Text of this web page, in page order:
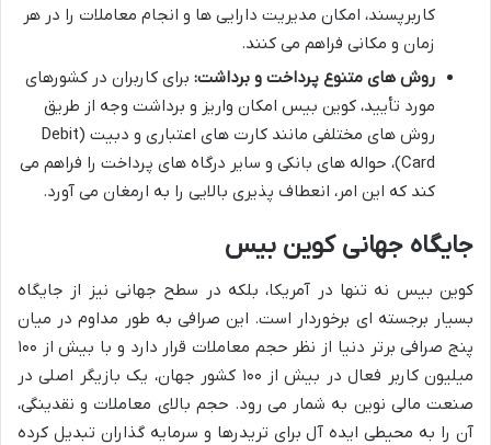
کاربرپسند، امکان مدیریت دارایی ها و انجام معاملات را در هر
زمان و مکانی فراهم می کنند.
روش های متنوع پرداخت و برداشت: برای کاربران در کشورهای
مورد تأیید، کوین بیس امکان واریز و برداشت وجه از طریق
روش های مختلفی مانند کارت های اعتباری و دبیت (Debit
Card)، حواله های بانکی و سایر درگاه های پرداخت را فراهم می
کند که این امر، انعطاف پذیری بالایی را به ارمغان می آورد.
جایگاه جهانی کوین بیس
کوین بیس نه تنها در آمریکا، بلکه در سطح جهانی نیز از جایگاه
بسیار برجسته ای برخوردار است. این صرافی به طور مداوم در میان
پنج صرافی برتر دنیا از نظر حجم معاملات قرار دارد و با بیش از ۱۰۰
میلیون کاربر فعال در بیش از ۱۰۰ کشور جهان، یک بازیگر اصلی در
صنعت مالی نوین به شمار می رود. حجم بالای معاملات و نقدینگی،
آن را به محیطی ایده آل برای تریدرها و سرمایه گذاران تبدیل کرده